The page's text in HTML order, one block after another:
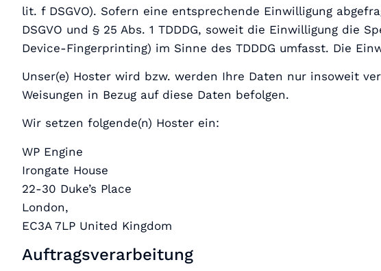
lit. f DSGVO). Sofern eine entsprechende Einwilligung
DSGVO und § 25 Abs. 1 TDDDG, soweit die Einwilligung die
Device-Fingerprinting) im Sinne des TDDDG umfasst. Die
Unser(e) Hoster wird bzw. werden Ihre Daten nur insoweit
Weisungen in Bezug auf diese Daten befolgen.
Wir setzen folgende(n) Hoster ein:
WP Engine
Irongate House
22-30 Duke’s Place
London,
EC3A 7LP United Kingdom
Auftragsverarbeitung